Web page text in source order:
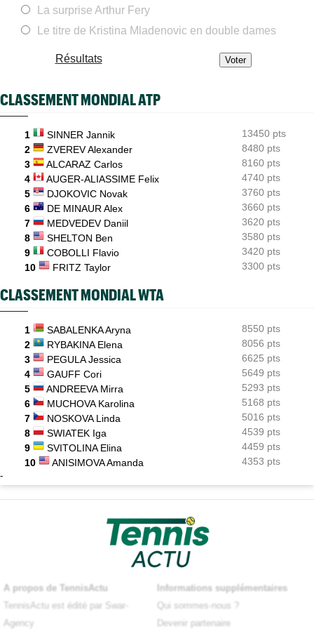
ATP - Montréal
Gaël Monfils... ses adieux à Montréal après un dernier combat
Daniil Medvedev : "Un match catastrophique, un désastre"
06/08
WTA - Toronto
Coco Gauff sur les tests génétiques : "Je comprends mais..."
La surprise Arthur Fery
Le titre de Kristina Mladenovic en double dames
Résultats
CLASSEMENT MONDIAL ATP
1 SINNER Jannik
13450 pts
2
ZVEREV Alexander
8480 pts
3
ALCARAZ Carlos
8160 pts
4
AUGER-ALIASSIME Felix
4740 pts
5
DJOKOVIC Novak
3760 pts
6
DE MINAUR Alex
3660 pts
7
MEDVEDEV Daniil
3620 pts
8
SHELTON Ben
3580 pts
9
COBOLLI Flavio
3420 pts
10
FRITZ Taylor 3300 pts
CLASSEMENT MONDIAL WTA
1 SABALENKA Aryna
8550 pts
2
RYBAKINA Elena
8056 pts
3
PEGULA Jessica
6625 pts
4
GAUFF Cori
5649 pts
5
ANDREEVA Mirra
5293 pts
6
MUCHOVA Karolina
5168 pts
7
NOSKOVA Linda
5016 pts
8
SWIATEK Iga
4539 pts
9
SVITOLINA Elina
4459 pts
10
ANISIMOVA Amanda 4353 pts
-
A propos de TennisActu
TennisActu est édité par Swar-
Agency
Informations supplémentaires
Qui sommes-nous ?
Devenir partenaire